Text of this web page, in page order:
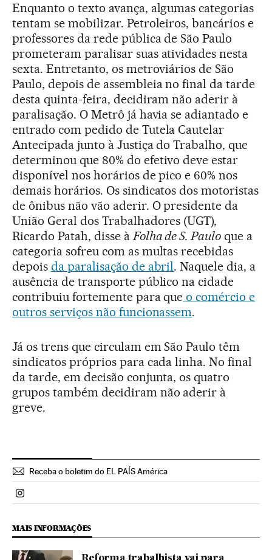
Enquanto o texto avança, algumas categorias
tentam se mobilizar. Petroleiros, bancários e
professores da rede pública de São Paulo
prometeram paralisar suas atividades nesta
sexta. Entretanto, os metroviários de São
Paulo, depois de assembleia no final da tarde
desta quinta-feira, decidiram não aderir à
paralisação. O Metrô já havia se adiantado e
entrado com pedido de Tutela Cautelar
Antecipada junto à Justiça do Trabalho, que
determinou que 80% do efetivo deve estar
disponível nos horários de pico e 60% nos
demais horários. Os sindicatos dos motoristas
de ônibus não vão aderir. O presidente da
União Geral dos Trabalhadores (UGT),
Ricardo Patah, disse àFolha de S. Paulo que a
categoria sofreu com as multas recebidas
depois da paralisação de abril. Naquele dia, a
ausência de transporte público na cidade
contribuiu fortemente para que o comércio e
outros serviços não funcionassem.
Já os trens que circulam em São Paulo têm
sindicatos próprios para cada linha. No final
da tarde, em decisão conjunta, os quatro
grupos também decidiram não aderir à
greve.
Receba o boletim do EL PAÍS América
Politica El País Brasil en Instagram
MAIS INFORMAÇÕES